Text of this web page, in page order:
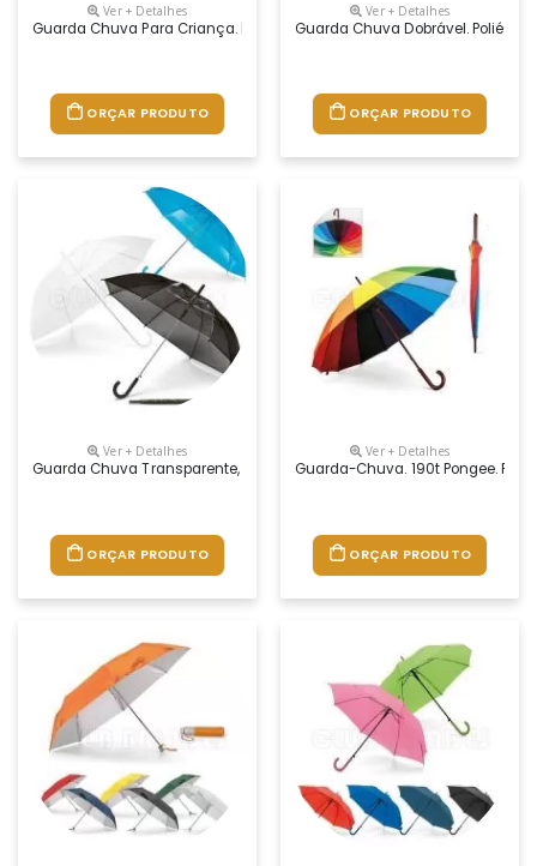
Ver + Detalhes
Guarda Chuva Para Criança. Poliéster. Pega Em Eva. Gravação Da
ORÇAR PRODUTO
Ver + Detalhes
Guarda Chuva Dobrável.
ORÇAR PRODUTO
Ver + Detalhes
Guarda Chuva Transparente, Com Abertura Automática. Gravação
ORÇAR PRODUTO
Ver + Detalhes
Guarda-Chuva. 190t Pongee.
ORÇAR PRODUTO